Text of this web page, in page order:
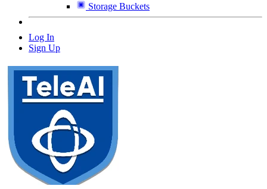
Storage Buckets
Log In
Sign Up